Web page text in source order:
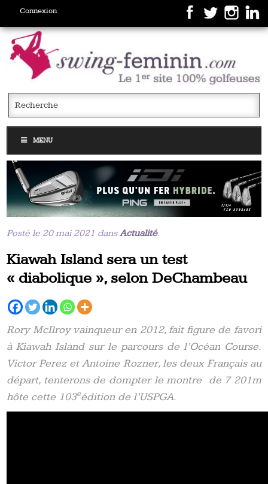
Connexion
MENU
Posté le 20 mai 2021 dansActualité.
Kiawah Island sera un test
« diabolique », selon DeChambeau
Rory McIlroy vainqueur en 2012, fait figure de favori
à Kiawah Island sur le parcours de l’Océan Course.
Victor Perez et Antoine Rozner, les deux Français au
départ, tenterons de dompter le montre de 7 201m
hôte cette 103eédition de l’USPGA.